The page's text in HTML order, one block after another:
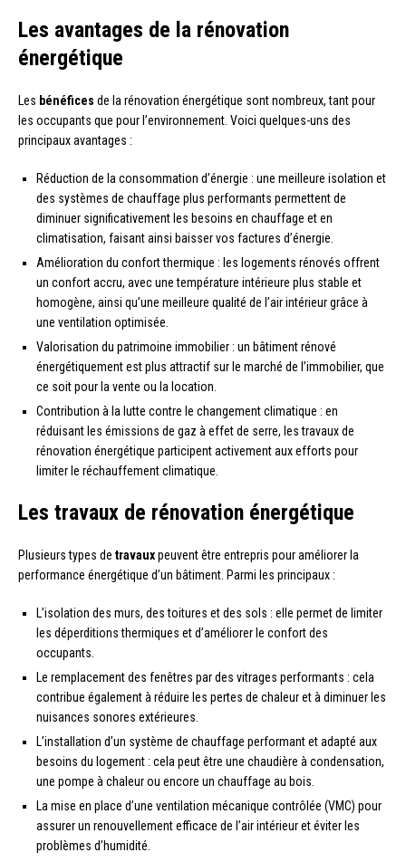
Les avantages de la rénovation
énergétique
Les bénéfices de la rénovation énergétique sont nombreux, tant pour
les occupants que pour l’environnement. Voici quelques-uns des
principaux avantages :
Réduction de la consommation d’énergie : une meilleure isolation et
des systèmes de chauffage plus performants permettent de
diminuer significativement les besoins en chauffage et en
climatisation, faisant ainsi baisser vos factures d’énergie.
Amélioration du confort thermique : les logements rénovés offrent
un confort accru, avec une température intérieure plus stable et
homogène, ainsi qu’une meilleure qualité de l’air intérieur grâce à
une ventilation optimisée.
Valorisation du patrimoine immobilier : un bâtiment rénové
énergétiquement est plus attractif sur le marché de l’immobilier, que
ce soit pour la vente ou la location.
Contribution à la lutte contre le changement climatique : en
réduisant les émissions de gaz à effet de serre, les travaux de
rénovation énergétique participent activement aux efforts pour
limiter le réchauffement climatique.
Les travaux de rénovation énergétique
Plusieurs types de travauxpeuvent être entrepris pour améliorer la
performance énergétique d’un bâtiment. Parmi les principaux :
L’isolation des murs, des toitures et des sols : elle permet de limiter
les déperditions thermiques et d’améliorer le confort des
occupants.
Le remplacement des fenêtres par des vitrages performants : cela
contribue également à réduire les pertes de chaleur et à diminuer les
nuisances sonores extérieures.
L’installation d’un système de chauffage performant et adapté aux
besoins du logement : cela peut être une chaudière à condensation,
une pompe à chaleur ou encore un chauffage au bois.
La mise en place d’une ventilation mécanique contrôlée (VMC) pour
assurer un renouvellement efficace de l’air intérieur et éviter les
problèmes d’humidité.